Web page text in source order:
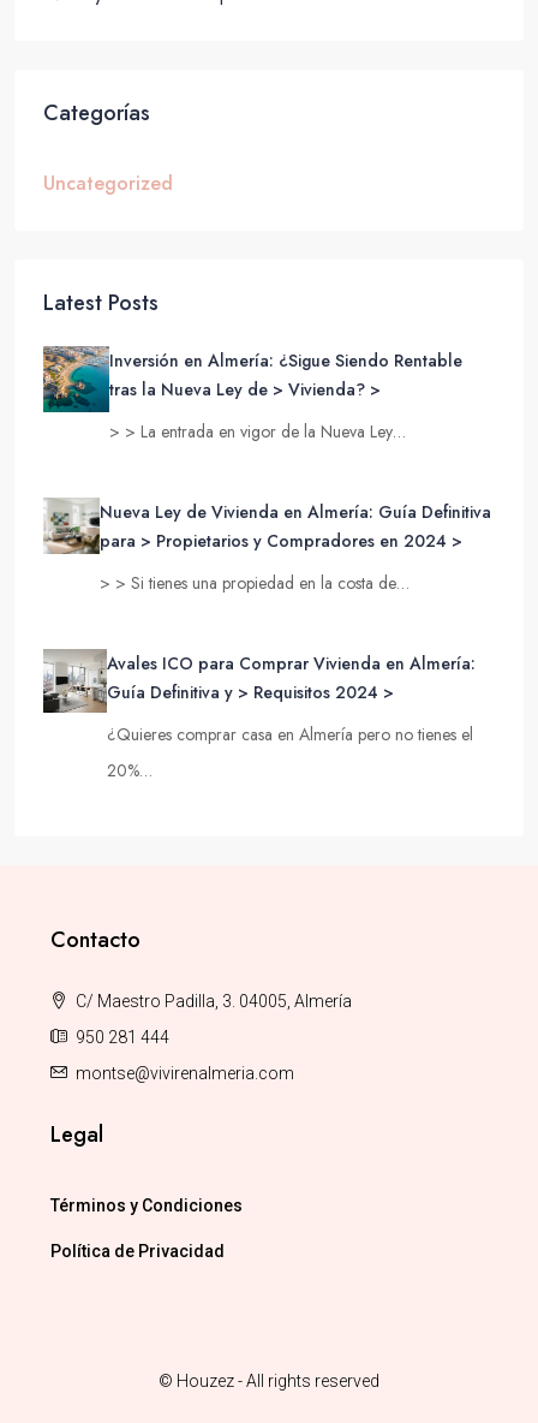
Categorías
Uncategorized
Latest Posts
Inversión en Almería: ¿Sigue Siendo Rentable
tras la Nueva Ley de > Vivienda? >
> > La entrada en vigor de la Nueva Ley…
Nueva Ley de Vivienda en Almería: Guía Definitiva
para > Propietarios y Compradores en 2024 >
> > Si tienes una propiedad en la costa de…
Avales ICO para Comprar Vivienda en Almería:
Guía Definitiva y > Requisitos 2024 >
¿Quieres comprar casa en Almería pero no tienes el
20%…
Contacto
C/ Maestro Padilla, 3. 04005, Almería
950 281 444
montse@vivirenalmeria.com
Legal
Términos y Condiciones
Política de Privacidad
© Houzez - All rights reserved